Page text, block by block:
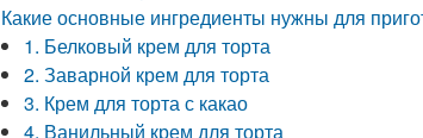
Какие основные ингредиенты нужны для
1. Белковый крем для торта
2. Заварной крем для торта
3. Крем для торта с какао
4. Ванильный крем для торта